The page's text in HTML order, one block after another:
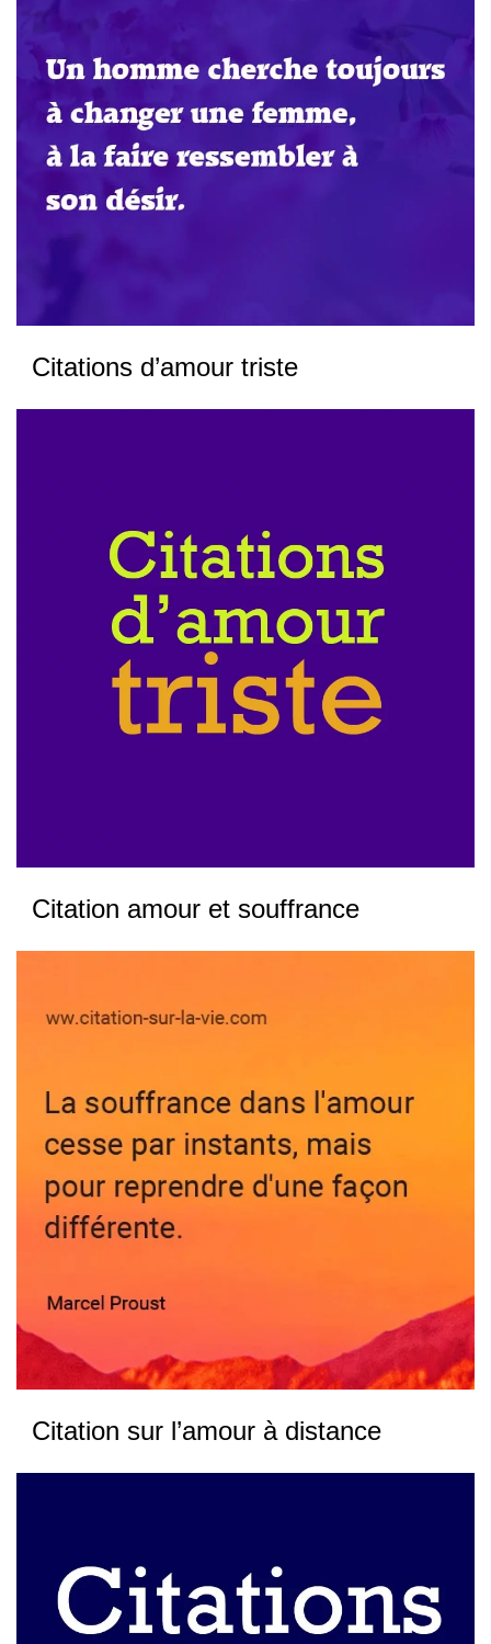
Citations d’amour triste
Citation amour et souffrance
Citation sur l’amour à distance